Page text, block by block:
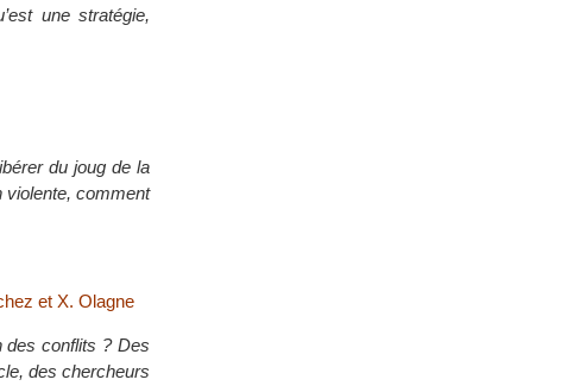
une stratégie,
du joug de la
violente, comment
et X. Olagne
des conflits ? Des
des chercheurs